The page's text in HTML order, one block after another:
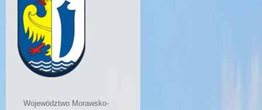
Województwo Morawsko-